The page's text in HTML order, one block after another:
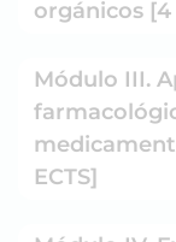
orgánicos [4
Módulo III.
ECTS]